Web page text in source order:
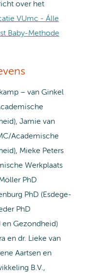
over het
VUmc - Álle
Baby-Methode
– van Ginkel
Jamie van
Academische
Mieke Peters
Werkplaats
PhD
PhD (Esdege-
PhD
en Gezondheid)
en dr. Lieke van
Aartsen en
B.V.,